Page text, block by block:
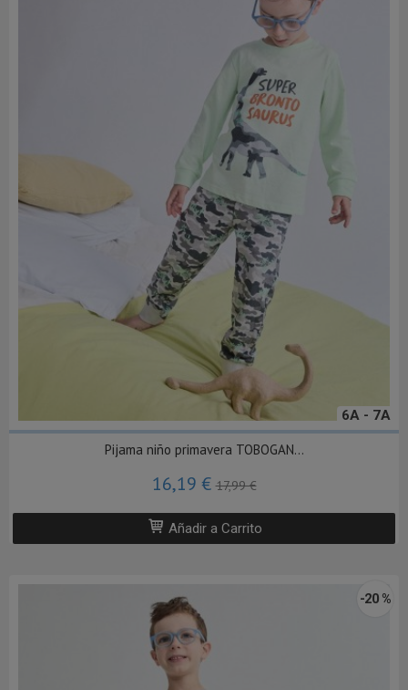
6A - 7A
Pijama niño primavera TOBOGAN...
16,19 €17,99 €
Añadir a Carrito
-20 %